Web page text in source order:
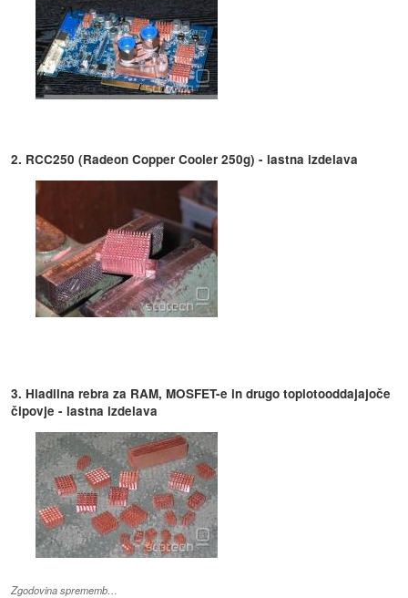
2. RCC250 (Radeon Copper Cooler 250g) - lastna izdelava
3. Hladilna rebra za RAM, MOSFET-e in drugo toplotooddajajoče
čipovje - lastna izdelava
Zgodovina sprememb…